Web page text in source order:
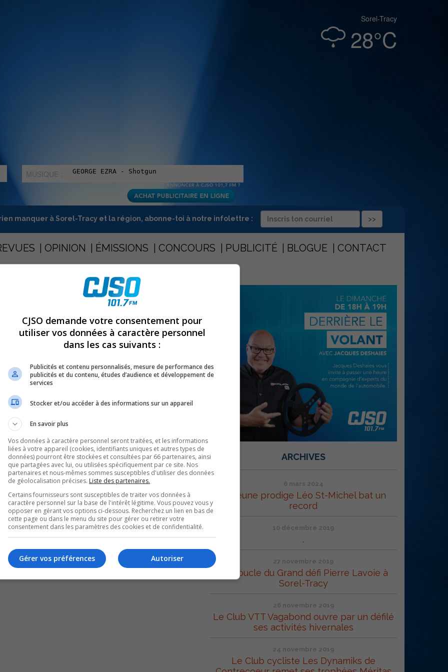
Sorel-Tracy
28°C
MUSIQUE :
manquer à Sorel-Tracy et la région, abonne-toi à notre infolettre :
OPINION ÉMISSIONS CONCOURS PUBLICITÉ BLOGUE CONTACT
TRACY DÉBUTE AUJOURD’HUI
Sorel-Tracy débute
atome Optimiste de Sorel-Tracy débute ce soir à
les Marinier A 1, 2 et 3, B 1 et 2, C et CC en plus
de joueurs de Sorel-Tracy. Deux équipes de
de 620 joueurs, âgés de 9 et 10 ans.
en classe B, 8 en classe C, 4 en classe BB et 6 en
ARCHIVES
6 mars 2024
Le jeune prodige Léo St-Michel bat un
record
10 décembre 2019
.
27 novembre 2019
La Boucle du Grand défi Pierre Lavoie à
Sorel-Tracy
26 novembre 2019
Le Club VTT Vagabond ouvre par un défilé
ses activités hivernales
24 novembre 2019
Le Club cycliste Les Dynamiks de
CJSO demande votre consentement pour
utiliser vos données à caractère personnel
dans les cas suivants :
Publicités et contenu personnalisés, mesure de performance des
publicités et du contenu, études d’audience et développement de
services
Stocker et/ou accéder à des informations sur un appareil
En savoir plus
Vos données à caractère personnel seront traitées, et les informations
liées à votre appareil (cookies, identifiants uniques et autres types de
données) pourront être stockées et consultées par 66 partenaires, ainsi
que partagées avec lui, ou utilisées spécifiquement par ce site. Nos
partenaires et nous-mêmes sommes susceptibles d'utiliser des données
de géolocalisation précises. Liste des partenaires.
Certains fournisseurs sont susceptibles de traiter vos données à
caractère personnel sur la base de l'intérêt légitime. Vous pouvez vous y
opposer en gérant vos options ci-dessous. Recherchez un lien en bas de
cette page ou dans le menu du site pour gérer ou retirer votre
consentement dans les paramètres des cookies et de confidentialité.
Autoriser
Gérer vos préférences